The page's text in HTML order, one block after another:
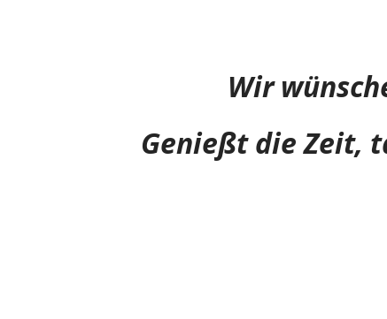
Wir
Genießt die Zeit,